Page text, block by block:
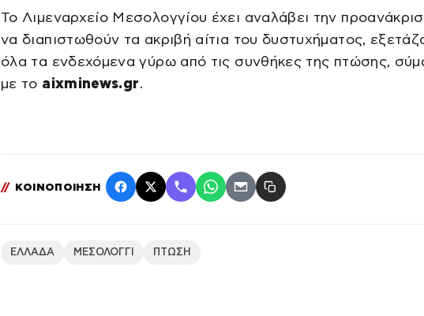
Το Λιμεναρχείο Μεσολογγίου έχει αναλάβει την
να διαπιστωθούν τα ακριβή αίτια του δυστυχήματος,
όλα τα ενδεχόμενα γύρω από τις συνθήκες της πτώσης,
με το aixminews.gr.
// ΚΟΙΝΟΠΟΙΗΣΗ
ΕΛΛΑΔΑ ΜΕΣΟΛΟΓΓΙ ΠΤΩΣΗ